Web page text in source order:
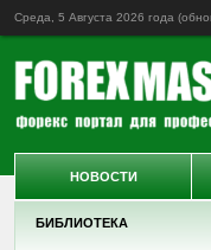
Среда, 5 Августа 2026 года
БИБЛИОТЕКА
НОВОСТИ